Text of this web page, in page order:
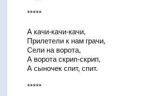
*****
А качи-качи-качи,
Прилетели к нам грачи,
Сели на ворота,
А ворота скрип-скрип,
А сыночек спит, спит.
*****